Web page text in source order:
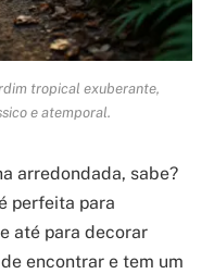
tropical exuberante,
e atemporal.
arredondada, sabe?
perfeita para
até para decorar
encontrar e tem um